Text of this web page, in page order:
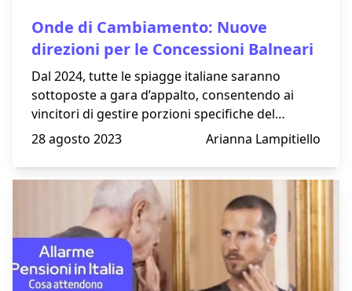
Onde di Cambiamento: Nuove
direzioni per le Concessioni Balneari
Dal 2024, tutte le spiagge italiane saranno
sottoposte a gara d’appalto, consentendo ai
vincitori di gestire porzioni specifiche del
territorio demaniale, effettuando un subentro
come nuovi gestori.
28 agosto 2023 Arianna Lampitiello